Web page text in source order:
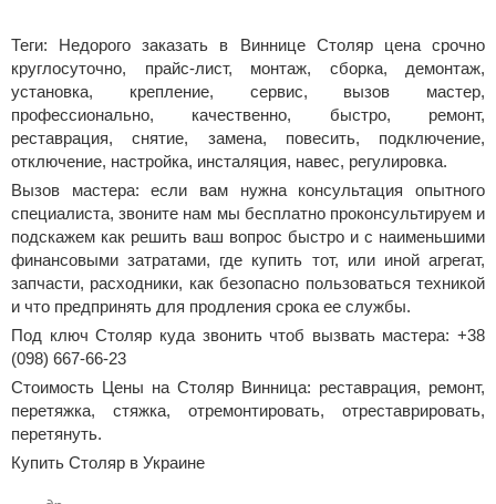
Теги: Недорого заказать в Виннице Столяр цена срочно
круглосуточно, прайс-лист, монтаж, сборка, демонтаж,
установка, крепление, сервис, вызов мастер,
профессионально, качественно, быстро, ремонт,
реставрация, снятие, замена, повесить, подключение,
отключение, настройка, инсталяция, навес, регулировка.
Вызов мастера: если вам нужна консультация опытного
специалиста, звоните нам мы бесплатно проконсультируем и
подскажем как решить ваш вопрос быстро и с наименьшими
финансовыми затратами, где купить тот, или иной агрегат,
запчасти, расходники, как безопасно пользоваться техникой
и что предпринять для продления срока ее службы.
Под ключ Столяр куда звонить чтоб вызвать мастера: +38
(098) 667-66-23
Стоимость Цены на Столяр Винница: реставрация, ремонт,
перетяжка, стяжка, отремонтировать, отреставрировать,
перетянуть.
Купить Столяр в Украине